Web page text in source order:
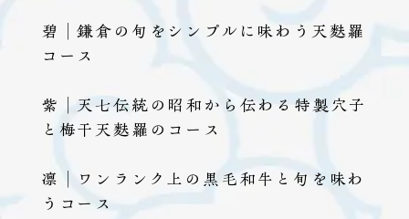
碧｜鎌倉の旬をシンプルに味わう天麩羅
コース
紫｜天七伝統の昭和から伝わる特製穴子
と梅干天麩羅のコース
凛｜ワンランク上の黒毛和牛と旬を味わ
うコース